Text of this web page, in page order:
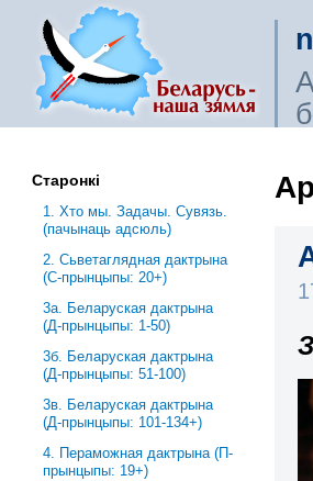
Старонкі
1. Хто мы. Задачы. Сувязь.
(пачынаць адсюль)
2. Сьветаглядная дактрына
(С-прынцыпы: 20+)
3a. Беларуская дактрына
(Д-прынцыпы: 1-50)
3б. Беларуская дактрына
(Д-прынцыпы: 51-100)
3в. Беларуская дактрына
(Д-прынцыпы: 101-134+)
4. Пераможная дактрына (П-
прынцыпы: 19+)